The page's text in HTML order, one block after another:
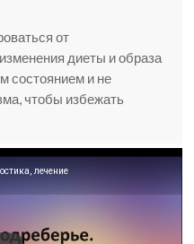
от
диеты и образа
состоянием и не
чтобы избежать
лечение